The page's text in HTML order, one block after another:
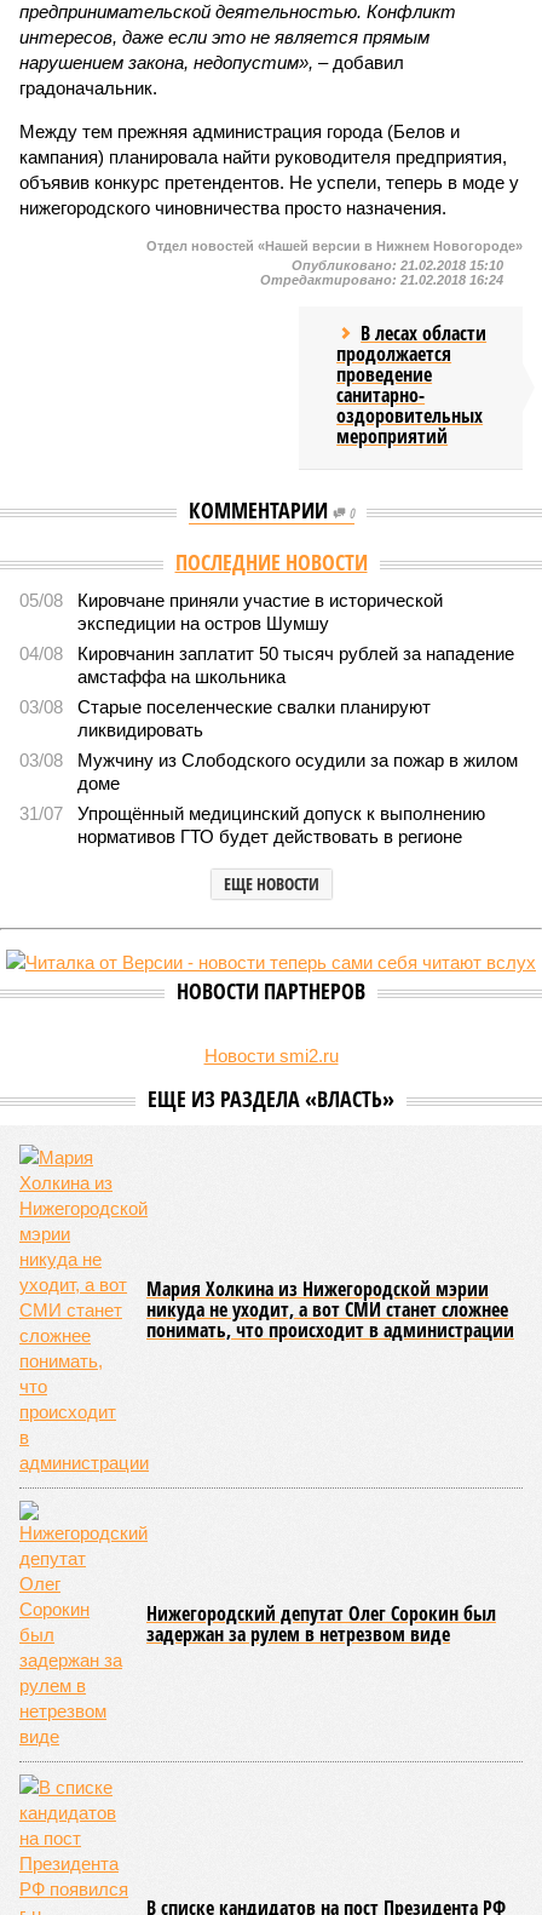
предпринимательской деятельностью. Конфликт
интересов, даже если это не является прямым
нарушением закона, недопустим», – добавил
градоначальник.
Между тем прежняя администрация города (Белов и
кампания) планировала найти руководителя предприятия,
объявив конкурс претендентов. Не успели, теперь в моде у
нижегородского чиновничества просто назначения.
Отдел новостей «Нашей версии в Нижнем Новогороде»
Опубликовано: 21.02.2018 15:10
Отредактировано: 21.02.2018 16:24
В лесах области
продолжается
проведение
санитарно-
оздоровительных
мероприятий
КОММЕНТАРИИ 0
Версия //Общество //
Новостройки Кировской области подорожали на
Новостройки Кировской области подорожали на 6%
Можем себе позволить?
Новостройки Кировской области подорожали на 6% (фото:
freepik.com/freepik)
Кировстат обнародовал данные по рынку жилой недвижимости
за последний квартал 2025 года. Средняя стоимость квадратного
метра в новостройках достигла 124 934 рублей, тогда как на
вторичном рынке жилья цена оказалась существенно ниже – 92
947 рублей за квадратный метр.
За год средняя цена квартир в новых домах
на 6%, при этом наиболее ощутимым ростом отметились
квартиры улучшенного качества: их стоимость выросла на
6,7%. Элитные объекты подорожали на 5,8%, а жильё
среднего качества прибавило 3,6%.
Вторичный рынок показал более активную динамику: цены
выросли на 8,7% в годовом выражении. Лидерами
подорожания стали квартиры среднего и улучшенного
качества, которые подорожали на 11,4% и 8,2%
соответственно. В то же время элитные апартаменты
подорожали скромнее – всего на 2,2%, а жильё низкого
качества – лишь на 1,2%. Максимальный подъём цен
пришёлся на второй квартал 2025 года, что может быть
связано с укреплением спроса и сезонными факторами.
По мнению
недвижимости в России в 2026 году ожидает стабильный,
по бюджету и финансовым рынкам
отметила, что рост цен на новостройки будет находиться в
пределах 5–7%, что лишь немного превысит уровень
инфляции. Основными факторами, сдерживающими более